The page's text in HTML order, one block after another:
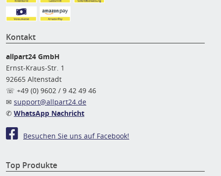
Kontakt
allpart24 GmbH
Ernst-Kraus-Str. 1
92665 Altenstadt
☏ +49 (0) 9602 / 9 42 49 46
✉ support@allpart24.de
✆ WhatsApp Nachricht
Besuchen Sie uns auf Facebook!
Top Produkte